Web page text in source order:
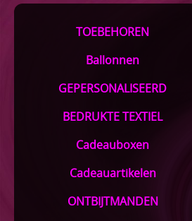
TOEBEHOREN
Ballonnen
GEPERSONALISEERD
BEDRUKTE TEXTIEL
Cadeauboxen
Cadeauartikelen
ONTBIJTMANDEN